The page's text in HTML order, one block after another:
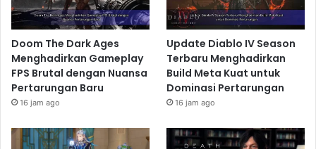
Doom The Dark Ages
Menghadirkan Gameplay
FPS Brutal dengan Nuansa
Pertarungan Baru
16 jam ago
Update Diablo IV Season
Terbaru Menghadirkan
Build Meta Kuat untuk
Dominasi Pertarungan
16 jam ago